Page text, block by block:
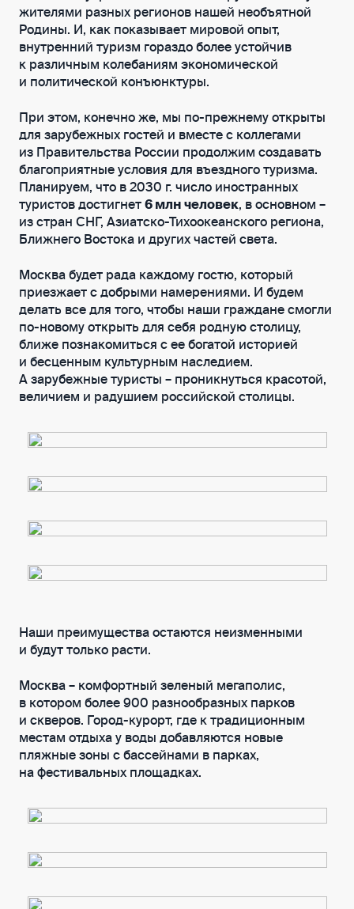
жителями разных регионов нашей необъятной
Родины. И, как показывает мировой опыт,
внутренний туризм гораздо более устойчив
к различным колебаниям экономической
и политической конъюнктуры.
При этом, конечно же, мы по-прежнему открыты
для зарубежных гостей и вместе с коллегами
из Правительства России продолжим создавать
благоприятные условия для въездного туризма.
Планируем, что в 2030 г. число иностранных
туристов достигнет 6 млн человек, в основном –
из стран СНГ, Азиатско-Тихоокеанского региона,
Ближнего Востока и других частей света.
Москва будет рада каждому гостю, который
приезжает с добрыми намерениями. И будем
делать все для того, чтобы наши граждане смогли
по-новому открыть для себя родную столицу,
ближе познакомиться с ее богатой историей
и бесценным культурным наследием.
А зарубежные туристы – проникнуться красотой,
величием и радушием российской столицы.
Наши преимущества остаются неизменными
и будут только расти.
Москва – комфортный зеленый мегаполис,
в котором более 900 разнообразных парков
и скверов. Город-курорт, где к традиционным
местам отдыха у воды добавляются новые
пляжные зоны с бассейнами в парках,
на фестивальных площадках.